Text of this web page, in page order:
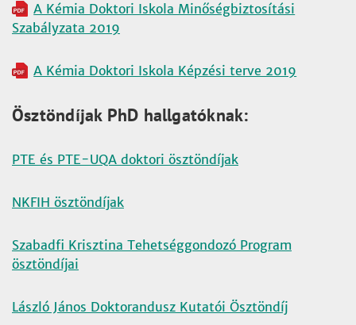
A Kémia Doktori Iskola Minőségbiztosítási
Szabályzata 2019
A Kémia Doktori Iskola Képzési terve 2019
Ösztöndíjak PhD hallgatóknak:
PTE és PTE-UQA doktori ösztöndíjak
NKFIH ösztöndíjak
Szabadfi Krisztina Tehetséggondozó Program
ösztöndíjai
László János Doktorandusz Kutatói Ösztöndíj